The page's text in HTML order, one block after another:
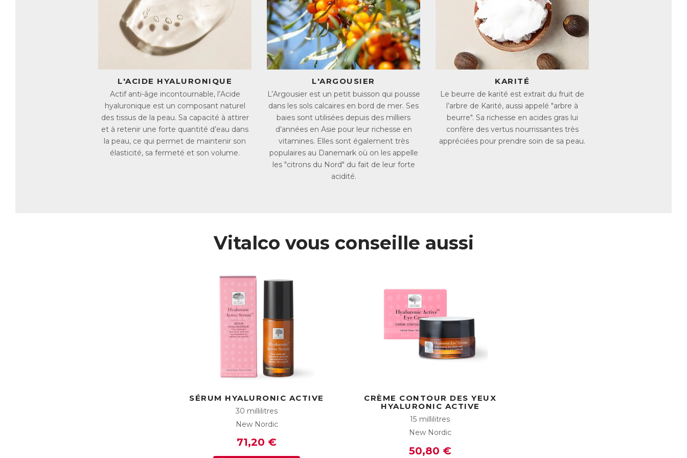
texture douce et veloutée, pour un confort optimal. Riche en acides gras, il aide à maintenir la peau hydratée,
nourrie et douce. S’il convient à tous types de peaux, il est tout particulièrement apprécié par les peaux sèches.
Catalogue cosmétiques New Nordic - Produits & Conseils
6382548
5021807006182
L'ACIDE HYALURONIQUE
Actif anti-âge incontournable, l’Acide
hyaluronique est un composant naturel
des tissus de la peau. Sa capacité à attirer
et à retenir une forte quantité d’eau dans
la peau, ce qui permet de maintenir son
élasticité, sa fermeté et son volume.
L'ARGOUSIER
L’Argousier est un petit buisson qui pousse
dans les sols calcaires en bord de mer. Ses
baies sont utilisées depuis des milliers
d’années en Asie pour leur richesse en
vitamines. Elles sont également très
populaires au Danemark où on les appelle
les "citrons du Nord" du fait de leur forte
acidité.
KARITÉ
Le beurre de karité est extrait du fruit de
l’arbre de Karité, aussi appelé "arbre à
beurre". Sa richesse en acides gras lui
confère des vertus nourrissantes très
appréciées pour prendre soin de sa peau.
Vitalco vous conseille aussi
SÉRUM HYALURONIC ACTIVE
30 millilitres
New Nordic
71,20 €
CRÈME CONTOUR DES YEUX
HYALURONIC ACTIVE
15 millilitres
New Nordic
50,80 €